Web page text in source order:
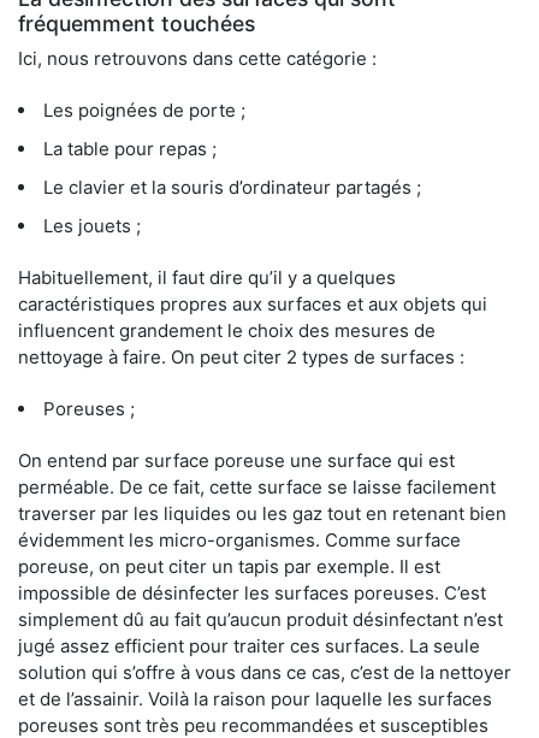
fréquemment touchées
Ici, nous retrouvons dans cette catégorie :
Les poignées de porte ;
La table pour repas ;
Le clavier et la souris d’ordinateur partagés ;
Les jouets ;
Habituellement, il faut dire qu’il y a quelques
caractéristiques propres aux surfaces et aux objets qui
influencent grandement le choix des mesures de
nettoyage à faire. On peut citer 2 types de surfaces :
Poreuses ;
On entend par surface poreuse une surface qui est
perméable. De ce fait, cette surface se laisse facilement
traverser par les liquides ou les gaz tout en retenant bien
évidemment les micro-organismes. Comme surface
poreuse, on peut citer un tapis par exemple. Il est
impossible de désinfecter les surfaces poreuses. C’est
simplement dû au fait qu’aucun produit désinfectant n’est
jugé assez efficient pour traiter ces surfaces. La seule
solution qui s’offre à vous dans ce cas, c’est de la nettoyer
et de l’assainir. Voilà la raison pour laquelle les surfaces
poreuses sont très peu recommandées et susceptibles